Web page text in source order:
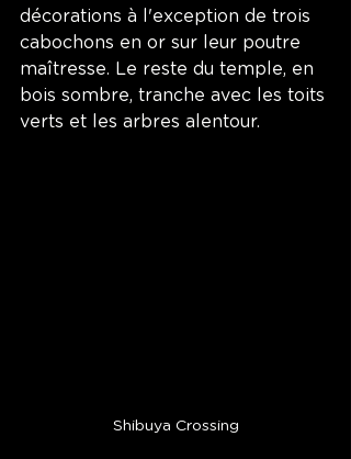
décorations à l'exception de trois
cabochons en or sur leur poutre
maîtresse. Le reste du temple, en
bois sombre, tranche avec les toits
verts et les arbres alentour.
Shibuya Crossing